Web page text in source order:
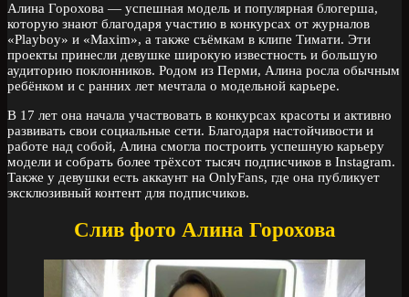
Алина Горохова — успешная модель и популярная блогерша,
которую знают благодаря участию в конкурсах от журналов
«Playboy» и «Maxim», а также съёмкам в клипе Тимати. Эти
проекты принесли девушке широкую известность и большую
аудиторию поклонников. Родом из Перми, Алина росла обычным
ребёнком и с ранних лет мечтала о модельной карьере.
В 17 лет она начала участвовать в конкурсах красоты и активно
развивать свои социальные сети. Благодаря настойчивости и
работе над собой, Алина смогла построить успешную карьеру
модели и собрать более трёхсот тысяч подписчиков в Instagram.
Также у девушки есть аккаунт на OnlyFans, где она публикует
эксклюзивный контент для подписчиков.
Слив фото Алина Горохова